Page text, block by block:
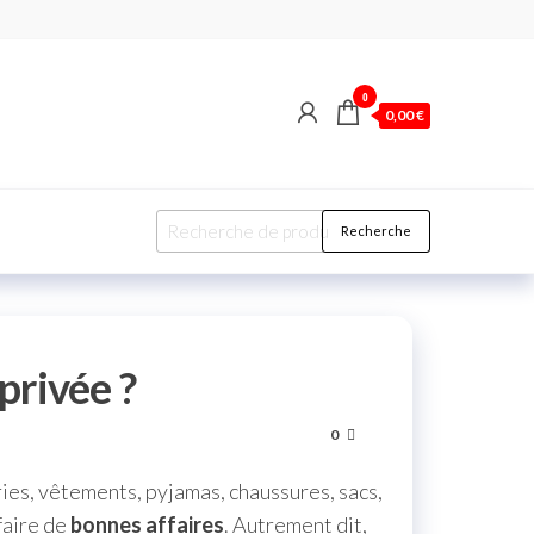
0
0,00 €
Recherche
?
0
vêtements, pyjamas, chaussures, sacs,
de bonnes affaires. Autrement dit,